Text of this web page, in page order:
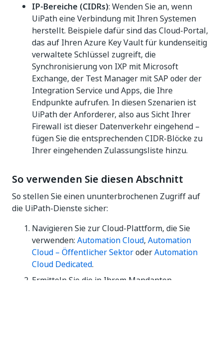
IP-Bereiche (CIDRs): Wenden Sie an, wenn
UiPath eine Verbindung mit Ihren Systemen
herstellt. Beispiele dafür sind das Cloud-Portal,
das auf Ihren Azure Key Vault für kundenseitig
verwaltete Schlüssel zugreift, die
Synchronisierung von IXP mit Microsoft
Exchange, der Test Manager mit SAP oder der
Integration Service und Apps, die Ihre
Endpunkte aufrufen. In diesen Szenarien ist
UiPath der Anforderer, also aus Sicht Ihrer
Firewall ist dieser Datenverkehr eingehend –
fügen Sie die entsprechenden CIDR-Blöcke zu
Ihrer eingehenden Zulassungsliste hinzu.
So verwenden Sie diesen Abschnitt
So stellen Sie einen ununterbrochenen Zugriff auf
die UiPath-Dienste sicher:
Navigieren Sie zur Cloud-Plattform, die Sie
verwenden: Automation Cloud, Automation
Cloud – Öffentlicher SektoroderAutomation
Cloud Dedicated.
Ermitteln Sie die in Ihrem Mandanten